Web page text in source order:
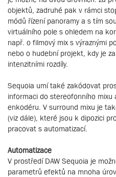
objektů, zadruhé pak v rámci
módů řízení panoramy a s tím
virtuálního pole s ohledem na
např. o filmový mix s výraznými
nebo o hudební projekt, kdy je
intenzitními rozdíly.
Sequoia umí také zakódovat
informaci do stereofonního mixu
enkodéru. V surround mixu je
(viz dále), které jsou k dipozici
pracovat s automatizací.
Automatizace
V prostředí DAW Sequoia je
parametrů efektů na mnoha